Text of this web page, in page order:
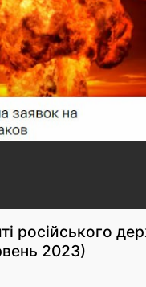
російського
2023)